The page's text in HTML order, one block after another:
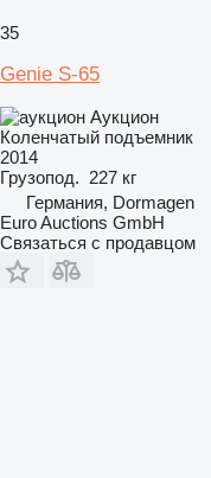
35
Genie S-65
Аукцион
Коленчатый подъемник
2014
Грузопод. 227 кг
Германия, Dormagen
Euro Auctions GmbH
Связаться с продавцом